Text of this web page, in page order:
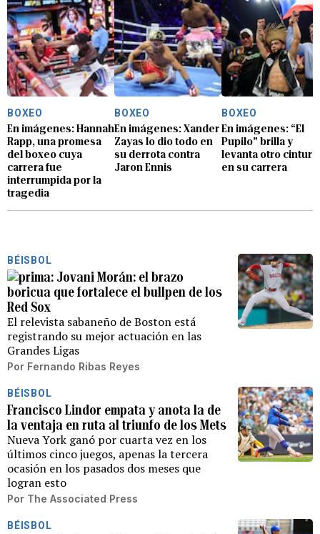
BOXEO
En imágenes: Hannah
Rapp, una promesa
del boxeo cuya
carrera fue
interrumpida por la
tragedia
BOXEO
En imágenes: Xander
Zayas lo dio todo en
su derrota contra
Jaron Ennis
BOXEO
En imágenes: “El
Pupilo” brilla y
levanta otro
en su carrera
BÉISBOL
Jovani Morán: el brazo
boricua que fortalece el bullpen de los
Red Sox
El relevista sabaneño de Boston está
registrando su mejor actuación en las
Grandes Ligas
Por Fernando Ribas Reyes
BÉISBOL
Francisco Lindor empata y anota la de
la ventaja en ruta al triunfo de los Mets
Nueva York ganó por cuarta vez en los
últimos cinco juegos, apenas la tercera
ocasión en los pasados dos meses que
logran esto
Por The Associated Press
BÉISBOL